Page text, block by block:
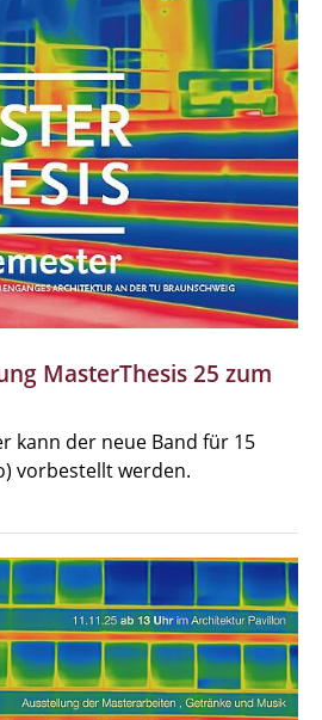
MasterThesis 25 zum
kann der neue Band für 15
vorbestellt werden.